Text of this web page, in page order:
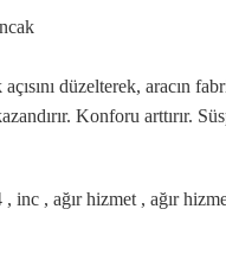
düzelterek, aracın
Konforu arttırır.
inc , ağır hizmet , ağır